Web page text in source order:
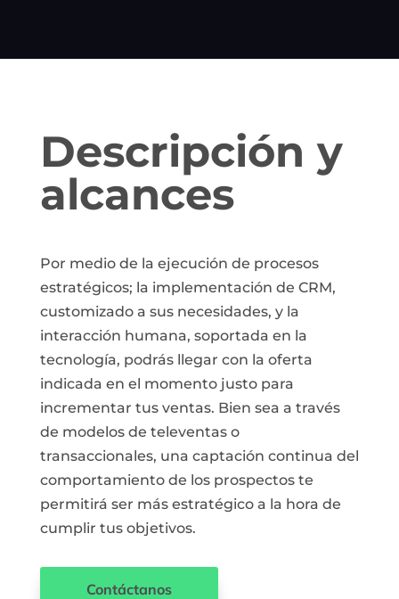
Descripción y
alcances
Por medio de la ejecución de procesos
estratégicos; la implementación de CRM,
customizado a sus necesidades, y la
interacción humana, soportada en la
tecnología, podrás llegar con la oferta
indicada en el momento justo para
incrementar tus ventas. Bien sea a través
de modelos de televentas o
transaccionales, una captación continua del
comportamiento de los prospectos te
permitirá ser más estratégico a la hora de
cumplir tus objetivos.
Contáctanos